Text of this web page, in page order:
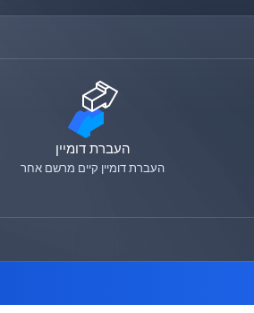
העברת דומיין
העברת דומיין קיים מרשם אחר